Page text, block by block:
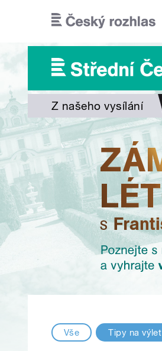
Z našeho vysílání
Vše Tipy na výlet